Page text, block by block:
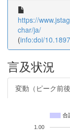
https://
char/ja/
(info:doi/
言及状況
変動（ピーク前後
合
1.00